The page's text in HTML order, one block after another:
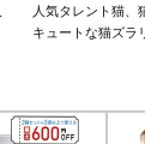
人気タレント猫
キュートな猫ズラ